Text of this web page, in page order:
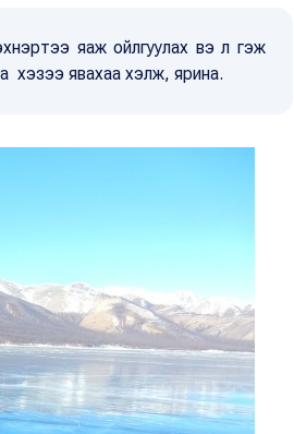
яаж ойлгуулах вэ л гэж
хэзээ явахаа хэлж, ярина.